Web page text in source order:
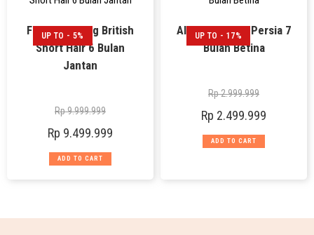
UP TO - 5%
Furry – Kucing British
Short Hair 6 Bulan
Jantan
Rp9.999.999
Rp 9.499.999
ADD TO CART
UP TO - 17%
Alice – Kucing Persia 7
Bulan Betina
Rp2.999.999
Rp 2.499.999
ADD TO CART